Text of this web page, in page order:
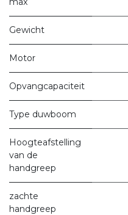
Gewicht
Motor
Opvangcapaciteit
Type duwboom
Hoogteafstelling
van de
handgreep
zachte
handgreep